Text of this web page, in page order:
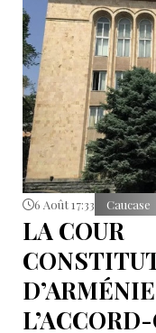
6 Août 17:33 Caucase
LA COUR